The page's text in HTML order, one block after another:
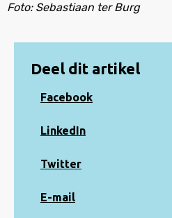
Foto: Sebastiaan ter Burg
Deel dit artikel
Share
Facebook
Facebook
Share
LinkedIn
LinkedIn
Share
Twitter
Twitter
Share
E-mail